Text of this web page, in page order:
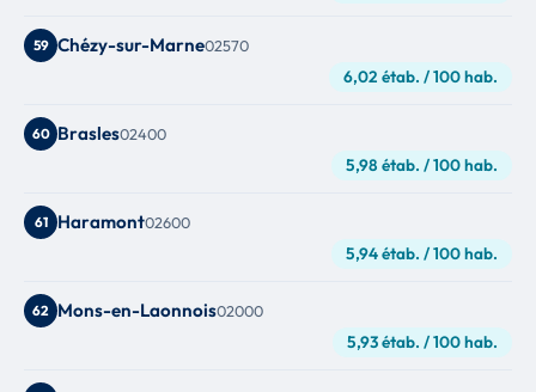
59 Chézy-sur-Marne02570
6,02 étab. / 100 hab.
60 Brasles02400
5,98 étab. / 100 hab.
61 Haramont02600
5,94 étab. / 100 hab.
62 Mons-en-Laonnois02000
5,93 étab. / 100 hab.